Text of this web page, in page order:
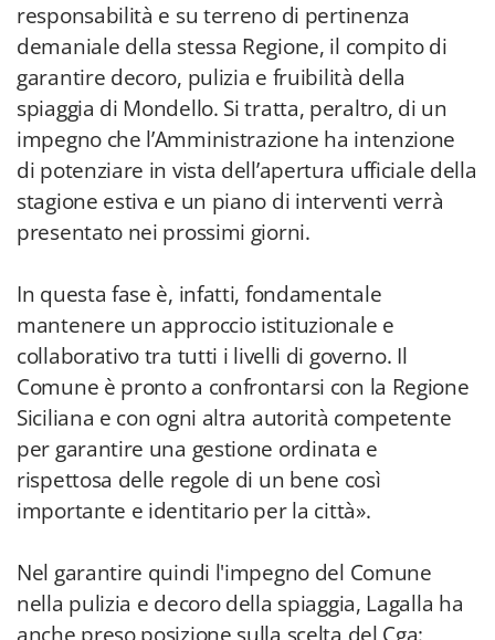
responsabilità e su terreno di pertinenza
demaniale della stessa Regione, il compito di
garantire decoro, pulizia e fruibilità della
spiaggia di Mondello. Si tratta, peraltro, di un
impegno che l’Amministrazione ha intenzione
di potenziare in vista dell’apertura ufficiale della
stagione estiva e un piano di interventi verrà
presentato nei prossimi giorni.
In questa fase è, infatti, fondamentale
mantenere un approccio istituzionale e
collaborativo tra tutti i livelli di governo. Il
Comune è pronto a confrontarsi con la Regione
Siciliana e con ogni altra autorità competente
per garantire una gestione ordinata e
rispettosa delle regole di un bene così
importante e identitario per la città».
Nel garantire quindi l'impegno del Comune
nella pulizia e decoro della spiaggia, Lagalla ha